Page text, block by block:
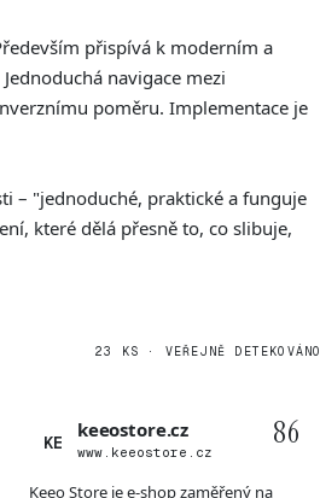
přispívá k moderním a
navigace mezi
poměru. Implementace je
– "jednoduché, praktické a funguje
které dělá přesně to, co slibuje,
23 KS · VEŘEJNĚ DETEKOVÁNO
KE
keeostore.cz
www.keeostore.cz
86
Keeo Store je e-shop zaměřený na